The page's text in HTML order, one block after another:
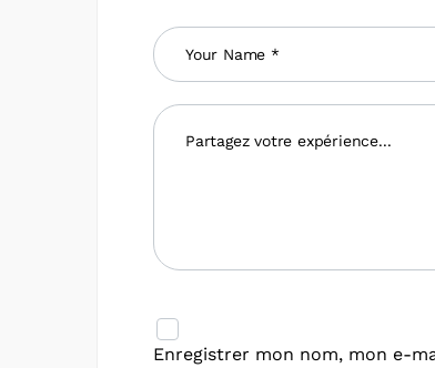
Enregistrer mon nom, mon e-